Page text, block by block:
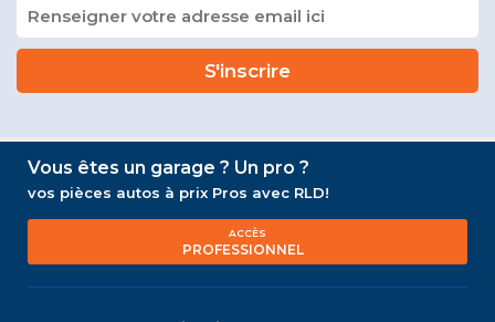
Vous êtes un garage ? Un pro ?
vos pièces autos à prix Pros avec RLD!
ACCÈS
PROFESSIONNEL